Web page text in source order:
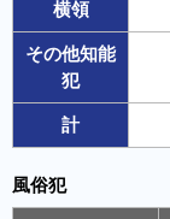
横領
その他知能
犯
計
風俗犯